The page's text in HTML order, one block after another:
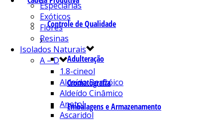
Controle de Qualidade
Adulteração
Cromatografia
Embalagens e Armazenamento
Especiarias
Exóticos
Flores
Resinas
Isolados Naturais
A – D
1.8-cineol
Aldeído Benzóico
Aldeído Cinâmico
Anetol
Ascaridol